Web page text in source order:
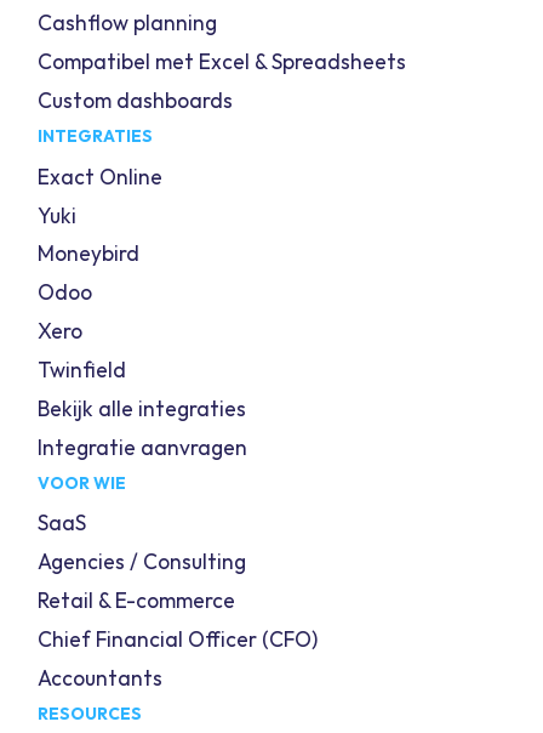
Cashflow planning
Compatibel met Excel & Spreadsheets
Custom dashboards
INTEGRATIES
Exact Online
Yuki
Moneybird
Odoo
Xero
Twinfield
Bekijk alle integraties
Integratie aanvragen
VOOR WIE
SaaS
Agencies / Consulting
Retail & E-commerce
Chief Financial Officer (CFO)
Accountants
RESOURCES